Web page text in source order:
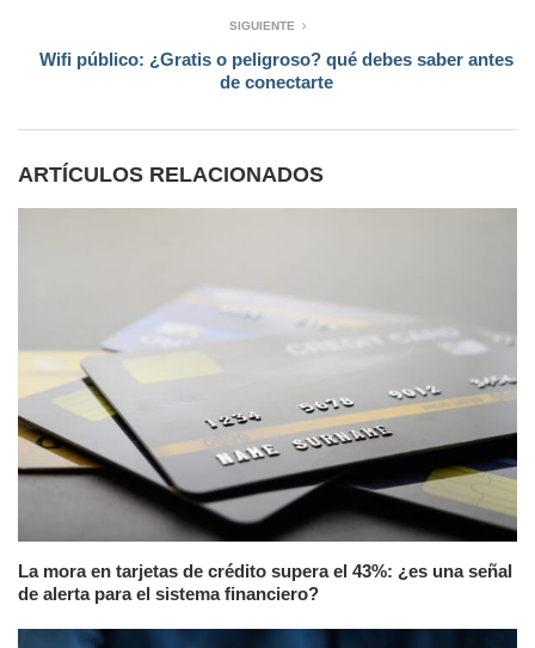
SIGUIENTE
Wifi público: ¿Gratis o peligroso? qué debes saber antes
de conectarte
ARTÍCULOS RELACIONADOS
La mora en tarjetas de crédito supera el 43%: ¿es una señal
de alerta para el sistema financiero?